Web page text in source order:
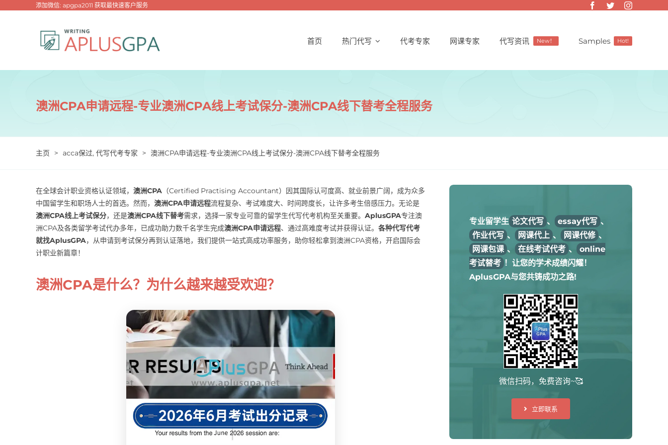
添加微信: apgpa2011 获取最快速客户服务
首页 热门代写 代考专家 网课专家 代写资讯 New！ Samples Hot!
澳洲CPA申请远程-专业澳洲CPA线上考试保分-澳洲CPA线下替考全程服务
主页 > acca保过, 代写代考专家 > 澳洲CPA申请远程-专业澳洲CPA线上考试保分-澳洲CPA线下替考全程服务
在全球会计职业资格认证领域， 澳洲CPA（Certified Practising Accountant）因其国际认可度高、就业前景广阔，成为众多
中国留学生和职场人士的首选。然而， 澳洲CPA申请远程流程复杂、考试难度大、时间跨度长，让许多考生倍感压力。无论是
澳洲CPA线上考试保分，还是澳洲CPA线下替考需求，选择一家专业可靠的留学生代写代考机构至关重要。 AplusGPA专注澳
洲CPA及各类留学考试代办多年，已成功助力数千名学生完成澳洲CPA申请远程、通过高难度考试并获得认证。 各种代写代考
就找AplusGPA，从申请到考试保分再到认证落地，我们提供一站式高成功率服务，助你轻松拿到澳洲CPA资格，开启国际会
计职业新篇章！
澳洲CPA是什么？为什么越来越受欢迎？
专业留学生 论文代写 、 essay代写 、
作业代写 、 网课代上 、 网课代修 、
网课包课 、 在线考试代考 、
online
考试替考 ！让您的学术成绩闪耀！
AplusGPA与您共铸成功之路!
微信扫码，免费咨询~🥰
立即联系